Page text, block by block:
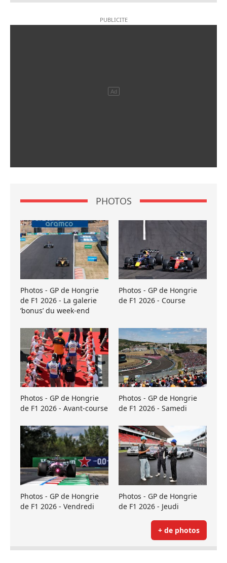
PHOTOS
Photos - GP de Hongrie
de F1 2026 - La galerie
’bonus’ du week-end
Photos - GP de Hongrie
de F1 2026 - Course
Photos - GP de Hongrie
de F1 2026 - Avant-course
Photos - GP de Hongrie
de F1 2026 - Samedi
Photos - GP de Hongrie
de F1 2026 - Vendredi
Photos - GP de Hongrie
de F1 2026 - Jeudi
+ de photos